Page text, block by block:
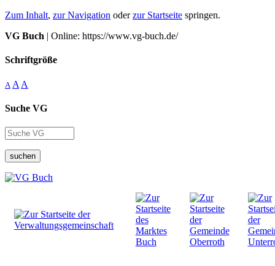
Zum Inhalt, zur Navigation oderzur Startseite springen.
VG Buch | Online: https://www.vg-buch.de/
Schriftgröße
A A A
Suche VG
suchen